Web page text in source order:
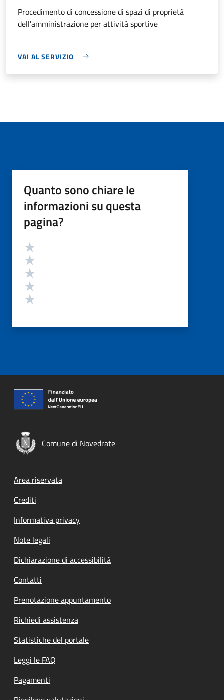
Procedimento di concessione di spazi di proprietà
dell'amministrazione per attività sportive
VAI AL SERVIZIO
Quanto sono chiare le
informazioni su questa
pagina?
Valutazione
Comune di Novedrate
Footer menu
Area riservata
Crediti
Informativa privacy
Note legali
Dichiarazione di accessibilità
Contatti
Prenotazione appuntamento
Richiedi assistenza
Statistiche del portale
Leggi le FAQ
Pagamenti